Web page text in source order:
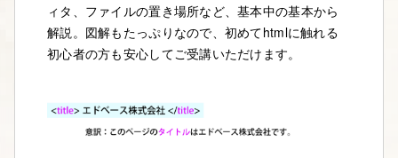
ィタ、ファイルの置き場所など、基本中の基本から
解説。図解もたっぷりなので、初めてhtmlに触れる
初心者の方も安心してご受講いただけます。